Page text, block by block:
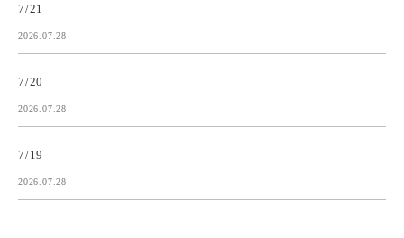
7/21
2026.07.28
7/20
2026.07.28
7/19
2026.07.28